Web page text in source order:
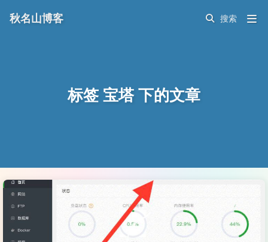
标签 宝塔 下的文章
秋名山博客